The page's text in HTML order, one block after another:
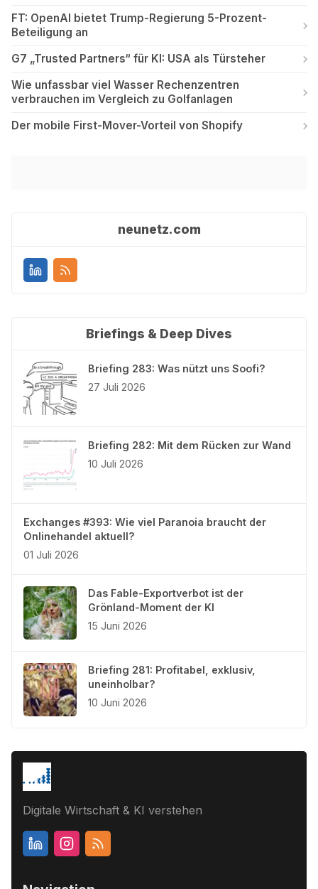
FT: OpenAI bietet Trump-Regierung 5-Prozent-
Beteiligung an
G7 „Trusted Partners“ für KI: USA als Türsteher
Wie unfassbar viel Wasser Rechenzentren
verbrauchen im Vergleich zu Golfanlagen
Der mobile First-Mover-Vorteil von Shopify
neunetz.com
Briefings & Deep Dives
Briefing 283: Was nützt uns Soofi?
27 Juli 2026
Briefing 282: Mit dem Rücken zur Wand
10 Juli 2026
Exchanges #393: Wie viel Paranoia braucht der
Onlinehandel aktuell?
01 Juli 2026
Das Fable-Exportverbot ist der
Grönland-Moment der KI
15 Juni 2026
Briefing 281: Profitabel, exklusiv,
uneinholbar?
10 Juni 2026
Digitale Wirtschaft & KI verstehen